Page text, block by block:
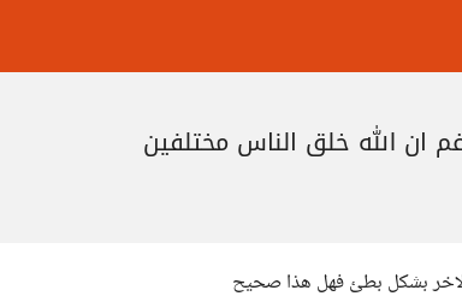
ان الله خلق الناس مختلفين
بشكل بطئ فهل هذا صحيح